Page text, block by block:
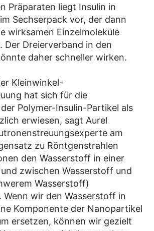
Präparaten liegt Insulin in
Sechserpack vor, der dann
wirksamen Einzelmoleküle
Der Dreierverband in den
daher schneller wirken.
Kleinwinkel-
hat sich für die
Polymer-Insulin-Partikel als
erwiesen, sagt Aurel
am
zu Röntgenstrahlen
den Wasserstoff in einer
zwischen Wasserstoff und
Wasserstoff)
Wenn wir den Wasserstoff in
Komponente der Nanopartikel
ersetzen, können wir gezielt